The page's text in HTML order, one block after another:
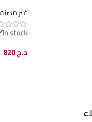
القضائي
غير
In stock
د.ج